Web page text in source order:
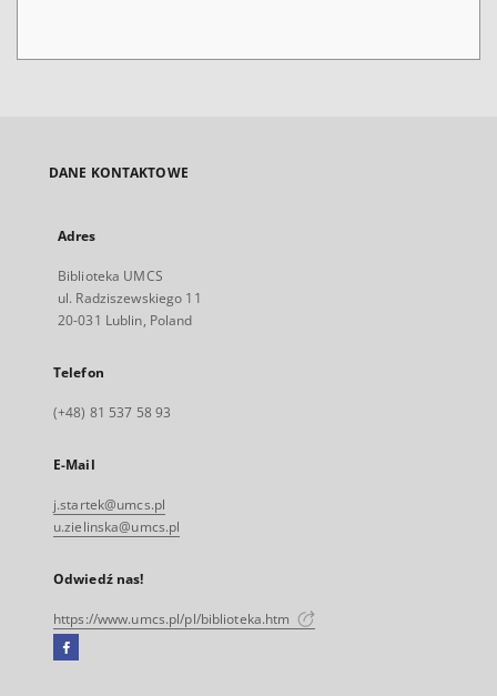
DANE KONTAKTOWE
Adres
Biblioteka UMCS
ul. Radziszewskiego 11
20-031 Lublin, Poland
Telefon
(+48) 81 537 58 93
E-Mail
j.startek@umcs.pl
u.zielinska@umcs.pl
Odwiedź nas!
https://www.umcs.pl/pl/biblioteka.htm
Facebook